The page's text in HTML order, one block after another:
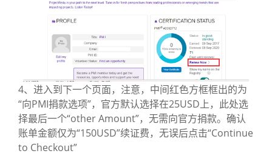
4、进入到下一个页面，注意，中间红色方框框出的为
“向PMI捐款选项”，官方默认选择在25USD上，此处选
择最后一个“other Amount”，无需向官方捐款。确认
账单金额仅为“150USD”续证费，无误后点击“Continue
to Checkout”